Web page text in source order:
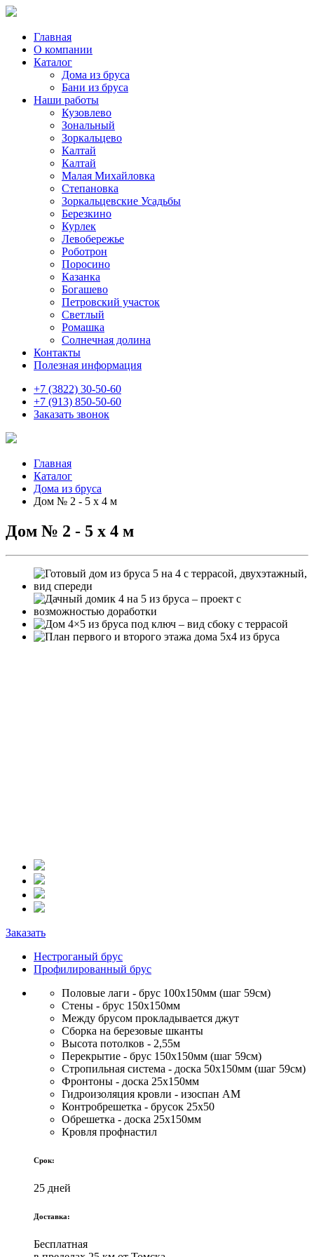
Главная
О компании
Каталог
Дома из бруса
Бани из бруса
Наши работы
Кузовлево
Зональный
Зоркальцево
Калтай
Калтай
Малая Михайловка
Степановка
Зоркальцевские Усадьбы
Березкино
Курлек
Левобережье
Роботрон
Поросино
Казанка
Богашево
Петровский участок
Светлый
Ромашка
Солнечная долина
Контакты
Полезная информация
+7 (3822) 30-50-60
+7 (913) 850-50-60
Заказать звонок
Главная
Каталог
Дома из бруса
Дом № 2 - 5 х 4 м
Дом № 2 - 5 х 4 м
Заказать
Нестроганый брус
Профилированный брус
Половые лаги - брус 100х150мм (шаг 59см)
Стены - брус 150х150мм
Между брусом прокладывается джут
Сборка на березовые шканты
Высота потолков - 2,55м
Перекрытие - брус 150х150мм (шаг 59см)
Стропильная система - доска 50х150мм (шаг 59см)
Фронтоны - доска 25х150мм
Гидроизоляция кровли - изоспан АМ
Контробрешетка - брусок 25х50
Обрешетка - доска 25х150мм
Кровля профнастил
Срок:
25 дней
Доставка:
Бесплатная